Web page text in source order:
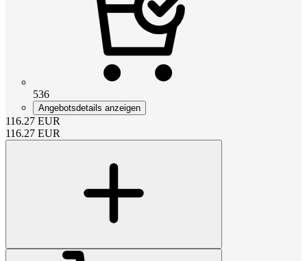
536
Angebotsdetails anzeigen
116.27 EUR
116.27 EUR